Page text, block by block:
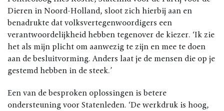
Dieren in Noord-Holland, sloot zich hierbij aan en
benadrukte dat volksvertegenwoordigers een
verantwoordelijkheid hebben tegenover de kiezer. ‘Ik zie
het als mijn plicht om aanwezig te zijn en mee te doen
aan de besluitvorming. Anders laat je de mensen die op je
gestemd hebben in de steek.’
Een van de besproken oplossingen is betere
ondersteuning voor Statenleden. ‘De werkdruk is hoog,